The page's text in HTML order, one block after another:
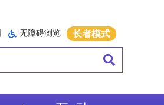
无障碍浏览 长者模式